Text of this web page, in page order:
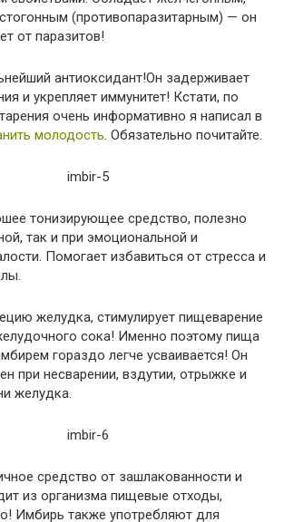
(противопаразитарным) — он
от паразитов!
антиоксидант!Он задерживает
и укрепляет иммунитет! Кстати, по
очень информативно я написал в
молодость. Обязательно почитайте.
тонизирующее средство, полезно
так и при эмоциональной и
Помогает избавиться от стресса и
желудка, стимулирует пищеварение
сока! Именно поэтому пища
гораздо легче усваивается! Он
при несварении, вздутии, отрыжке и
желудка.
средство от зашлакованности и
из организма пищевые отходы,
Имбирь также употребляют для